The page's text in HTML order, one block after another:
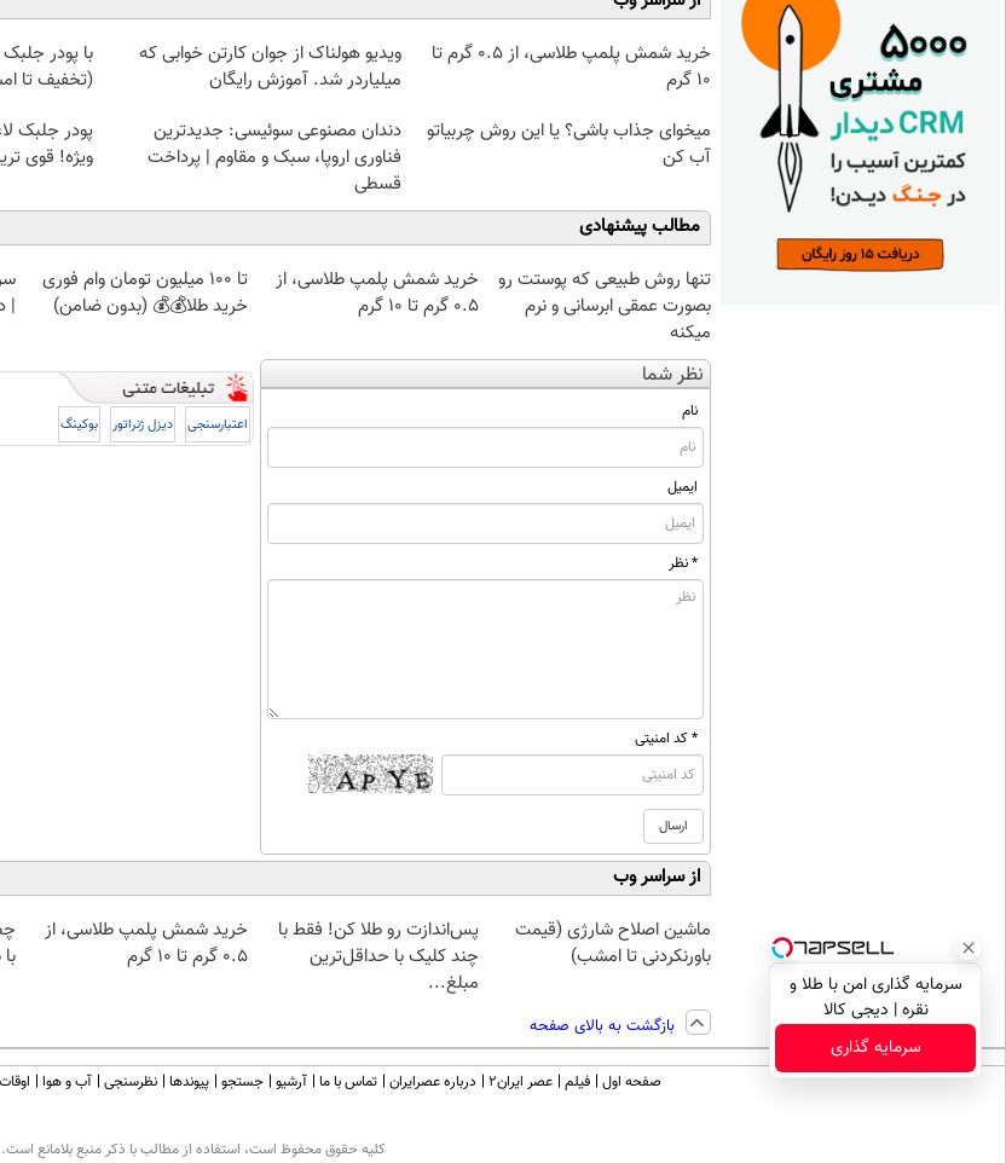
خرید شمش پلمپ طلاسی، از ۰.۵ گرم تا
۱۰ گرم
ویدیو هولناک از جوان کارتن خوابی که
میلیاردر شد. آموزش رایگان
با پودر
(تخفیف تا
میخوای جذاب باشی؟ یا این روش چربیاتو
آب کن
دندان مصنوعی سوئیسی: جدیدترین
فناوری اروپا، سبک و مقاوم | پرداخت
قسطی
پودر جلبک
ویژه! قوی ترین چربیسوز جهان😊
مطالب پیشنهادی
تنها روش طبیعی که پوستت رو
بصورت عمقی ابرسانی و نرم
میکنه
خرید شمش پلمپ طلاسی، از
۰.۵ گرم تا ۱۰ گرم
تا 100 میلیون تومان وام فوری
خرید طلا💰💰 (بدون ضامن)
|
نظر شما
نام
ایمیل
* نظر
* کد امنیتی
اعتبارسنجی دیزل ژنراتور بوکینگ
از سراسر وب
ماشین اصلاح شارژی (قیمت
باورنکردنی تا امشب)
پس‌اندازت رو طلا کن! فقط با
چند کلیک با حداقل‌ترین
مبلغ...
خرید شمش پلمپ طلاسی، از
۰.۵ گرم تا ۱۰ گرم
بازگشت به بالای صفحه
سرمایه گذاری امن با طلا و
نقره | دیجی کالا
سرمایه گذاری
صفحه اول فیلم عصر ایران۲ درباره عصرایران تماس با ما آرشیو جستجو پیوندها نظرسنجی آب و هوا
كليه حقوق محفوظ است، استفاده از مطالب با ذكر منبع بلامانع است.